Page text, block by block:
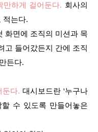
만하게 걸어둔다. 회사의
적는다.
화면에 조직의 미션과 목
고 들어갔든지 간에 조직
든다.
둔다. 대시보드란 '누구나
수 있도록 만들어놓은